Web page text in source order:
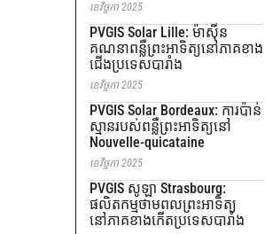
ខេវិច្ចកា 2025
PVGIS Solar Lille: ម៉ាស៊ីន
គណនាពន្លឺព្រះអាទិត្យនៅភាគខាង
ជើងប្រទេសបារាំង
ខេវិច្ចកា 2025
PVGIS Solar Bordeaux: ការប៉ាន់
ស្មានរបស់ពន្លឺព្រះអាទិត្យនៅ
Nouvelle-quicataine
ខេវិច្ចកា 2025
PVGIS សូឡា Strasbourg:
ផលិតកម្មថាមពលព្រះអាទិត្យ
នៅភាគខាងកើតប្រទេសបារាំង